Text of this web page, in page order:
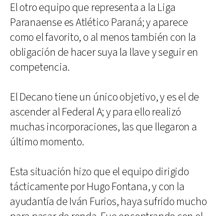
El otro equipo que representa a la Liga
Paranaense es Atlético Paraná; y aparece
como el favorito, o al menos también con la
obligación de hacer suya la llave y seguir en
competencia.
El Decano tiene un único objetivo, y es el de
ascender al Federal A; y para ello realizó
muchas incorporaciones, las que llegaron a
último momento.
Esta situación hizo que el equipo dirigido
tácticamente por Hugo Fontana, y con la
ayudantía de Iván Furios, haya sufrido mucho